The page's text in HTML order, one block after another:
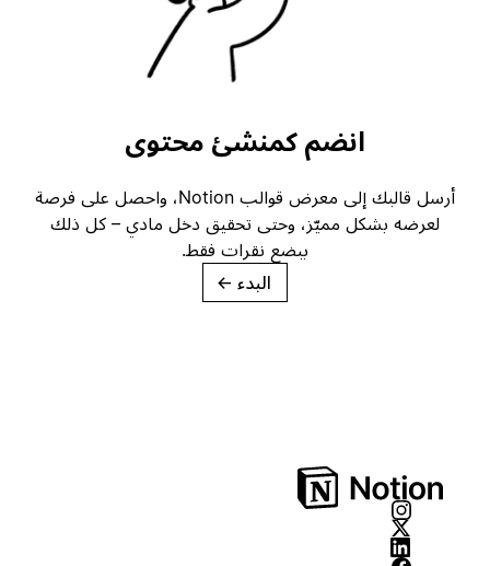
انضم كمنشئ محتوى
أرسل قالبك إلى معرض قوالب Notion، واحصل على فرصة
لعرضه بشكل مميّز، وحتى تحقيق دخل مادي – كل ذلك
ببضع نقرات فقط.
→